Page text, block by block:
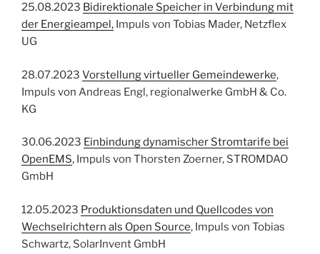
25.08.2023 Bidirektionale Speicher in Verbindung mit
der Energieampel, Impuls von Tobias Mader, Netzflex
UG
28.07.2023 Vorstellung virtueller Gemeindewerke,
Impuls von Andreas Engl, regionalwerke GmbH & Co.
KG
30.06.2023 Einbindung dynamischer Stromtarife bei
OpenEMS, Impuls von Thorsten Zoerner, STROMDAO
GmbH
12.05.2023 Produktionsdaten und Quellcodes von
Wechselrichtern als Open Source, Impuls von Tobias
Schwartz, SolarInvent GmbH